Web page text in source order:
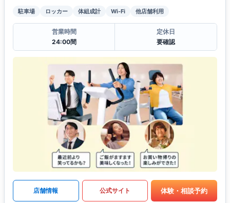
駐車場 ロッカー 体組成計 Wi-Fi 他店舗利用
営業時間
24:00間
定休日
要確認
店舗情報 公式サイト 体験・相談予約